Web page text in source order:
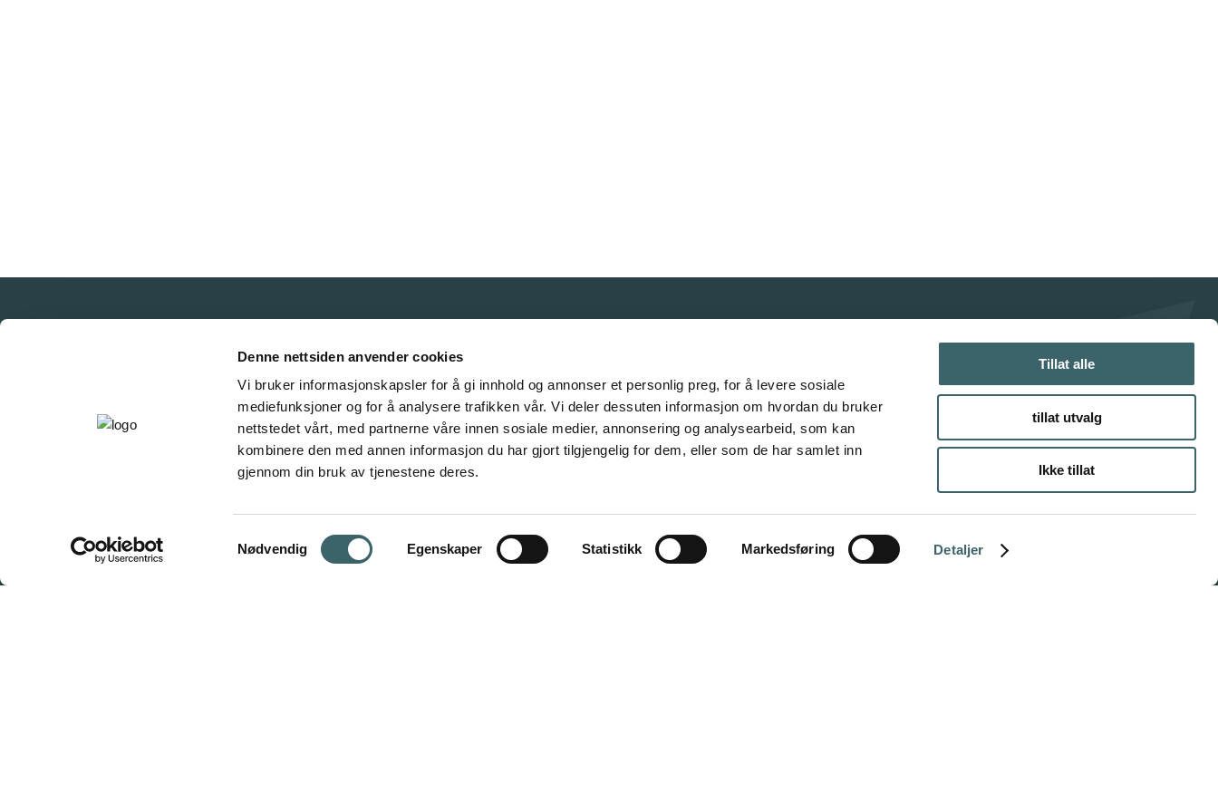
Denne nettsiden anvender cookies
Vi bruker informasjonskapsler for å gi innhold og annonser et personlig preg, for å levere sosiale
mediefunksjoner og for å analysere trafikken vår. Vi deler dessuten informasjon om hvordan du bruker
nettstedet vårt, med partnerne våre innen sosiale medier, annonsering og analysearbeid, som kan
kombinere den med annen informasjon du har gjort tilgjengelig for dem, eller som de har samlet inn
gjennom din bruk av tjenestene deres.
Samtykkevalg
Nødvendig Egenskaper Statistikk Markedsføring Detaljer
Tillat alle
tillat utvalg
Ikke tillat
Våre samarbeidspartnere